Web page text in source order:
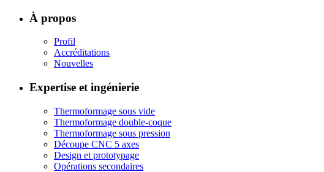
À propos
Profil
Accréditations
Nouvelles
Expertise et ingénierie
Thermoformage sous vide
Thermoformage double-coque
Thermoformage sous pression
Découpe CNC 5 axes
Design et prototypage
Opérations secondaires